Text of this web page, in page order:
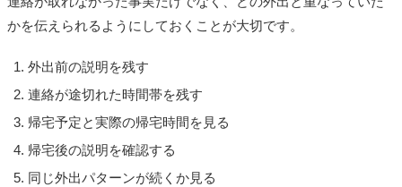
かを伝えられるようにしておくことが大切です。
外出前の説明を残す
連絡が途切れた時間帯を残す
帰宅予定と実際の帰宅時間を見る
帰宅後の説明を確認する
同じ外出パターンが続くか見る